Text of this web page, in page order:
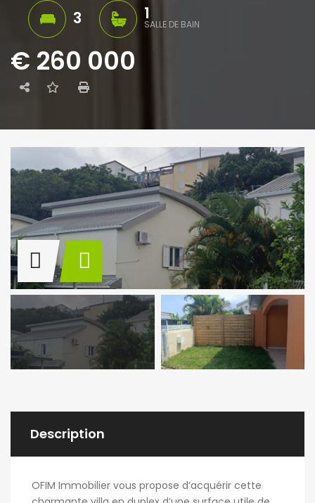
3 1
SALLE DE BAIN
€ 260 000
Description
OFIM Immobilier vous propose d’acquérir cette